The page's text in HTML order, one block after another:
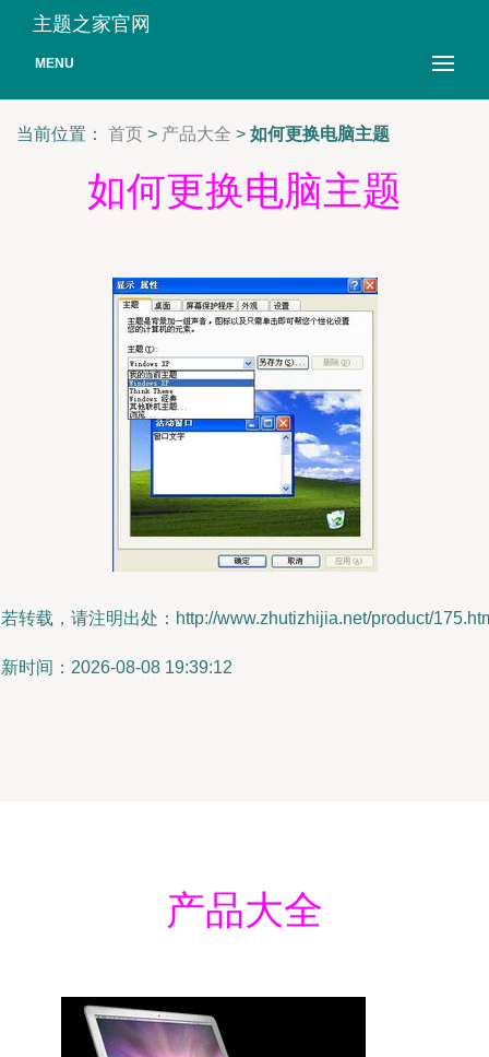
主题之家官网
MENU
当前位置： 首页 > 产品大全 > 如何更换电脑主题
如何更换电脑主题
转载，请注明出处：http://www.zhutizhijia.net/product/
时间：2026-08-08 19:39:12
产品大全